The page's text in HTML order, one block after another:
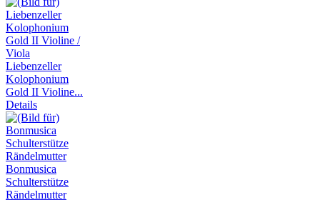
Liebenzeller
Kolophonium
Gold II Violine...
Details
Bonmusica
Schulterstütze
Rändelmutter